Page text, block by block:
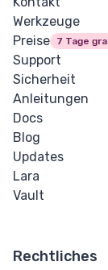
Code
Hyperlink
Kursiv
Markieren
Hochgestellt
Werkzeuge
Preise
7 Tage
Support
Sicherheit
Anleitungen
Docs
Blog
Updates
Lara
Vault
Rechtliches